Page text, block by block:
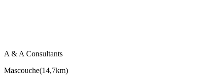
A & A Consultants
Mascouche(14,7km)